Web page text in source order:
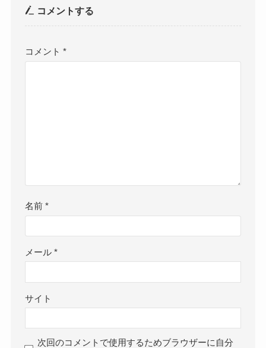
コメントする
コメント*
名前*
メール*
サイト
次回のコメントで使用するためブラウザーに自分